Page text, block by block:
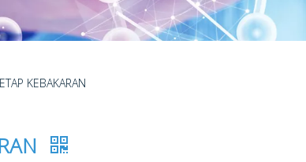
KEBAKARAN